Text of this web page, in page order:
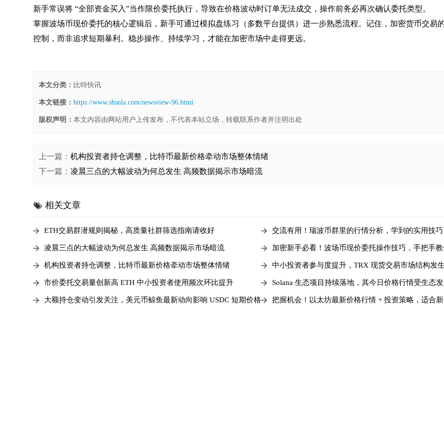
新手常误将 “全部资金买入”当作限价委托执行，导致在价格波动时订单无法成交，操作前务必再次确认委托类型。
掌握波场币现价委托的核心逻辑后，新手可通过模拟盘练习（多数平台提供）进一步熟悉流程。记住，加密货币交易
控制，而非追求短期暴利。稳步操作、持续学习，才能在加密市场中走得更远。
本文分类： 比特快讯
本文链接：https://www.shsnla.com/newsview-96.html
版权声明：本文内容由网站用户上传发布，不代表本站立场，转载联系作者并注明出处
上一篇：机构投资者持仓调整，比特币最新价格牵动市场整体情绪
下一篇：凌晨三点的大幅波动为何总发生 高频数据揭示市场暗流
相关文章
ETH交易群潜规则揭秘，高质量社群筛选指南请收好 交流有用！瑞波币群里的行情分析，学到的实用技巧
凌晨三点的大幅波动为何总发生 高频数据揭示市场暗流 加密新手必看！波场币现价委托操作技巧，手把手
机构投资者持仓调整，比特币最新价格牵动市场整体情绪 中小投资者参与度提升，TRX 现货交易市场结构发
市价委托交易量创新高 ETH 中小投资者使用频次环比提升 Solana 生态项目持续落地，其今日价格行情受生态
大额持仓变动引发关注，美元币鲸鱼最新动向影响 USDC 短期价格 把握机会！以太坊最新价格行情 + 投资策略，适合